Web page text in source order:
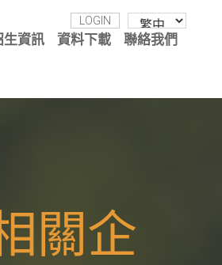
LOGIN
生資訊 資料下載 聯絡我們
關企